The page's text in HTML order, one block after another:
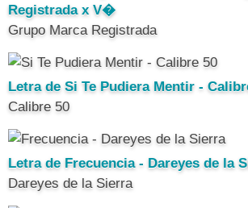
Registrada x V�
Grupo Marca Registrada
Letra de Si Te Pudiera Mentir -
Calibre 50
Letra de Frecuencia - Dareyes de la
Dareyes de la Sierra